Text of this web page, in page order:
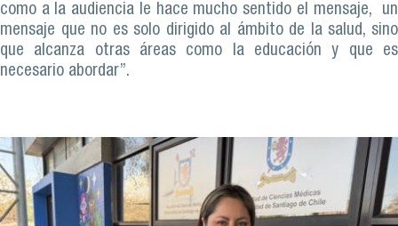
como a la audiencia le hace mucho sentido el mensaje, un
mensaje que no es solo dirigido al ámbito de la salud, sino
que alcanza otras áreas como la educación y que es
necesario abordar”.